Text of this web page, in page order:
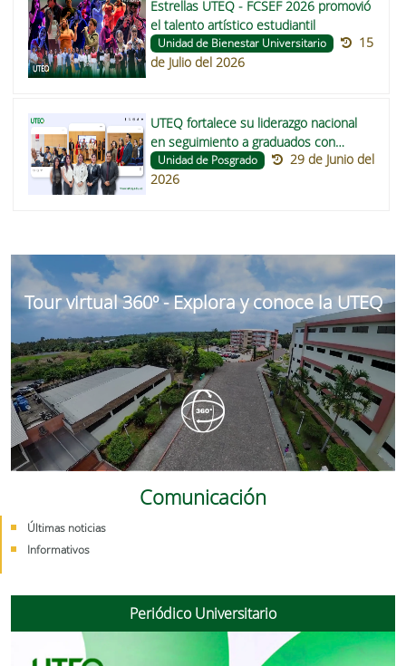
Estrellas UTEQ - FCSEF 2026 promovió
el talento artístico estudiantil
Unidad de Bienestar Universitario
15
de Julio del 2026
UTEQ fortalece su liderazgo nacional
en seguimiento a graduados con
participación en la directiva de la
RENSEG
Unidad de Posgrado
29 de Junio del
2026
Tour virtual 360º - Explora y conoce la UTEQ
Comunicación
Últimas noticias
Informativos
Periódico Universitario